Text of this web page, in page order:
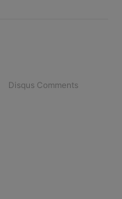
Disqus Comments